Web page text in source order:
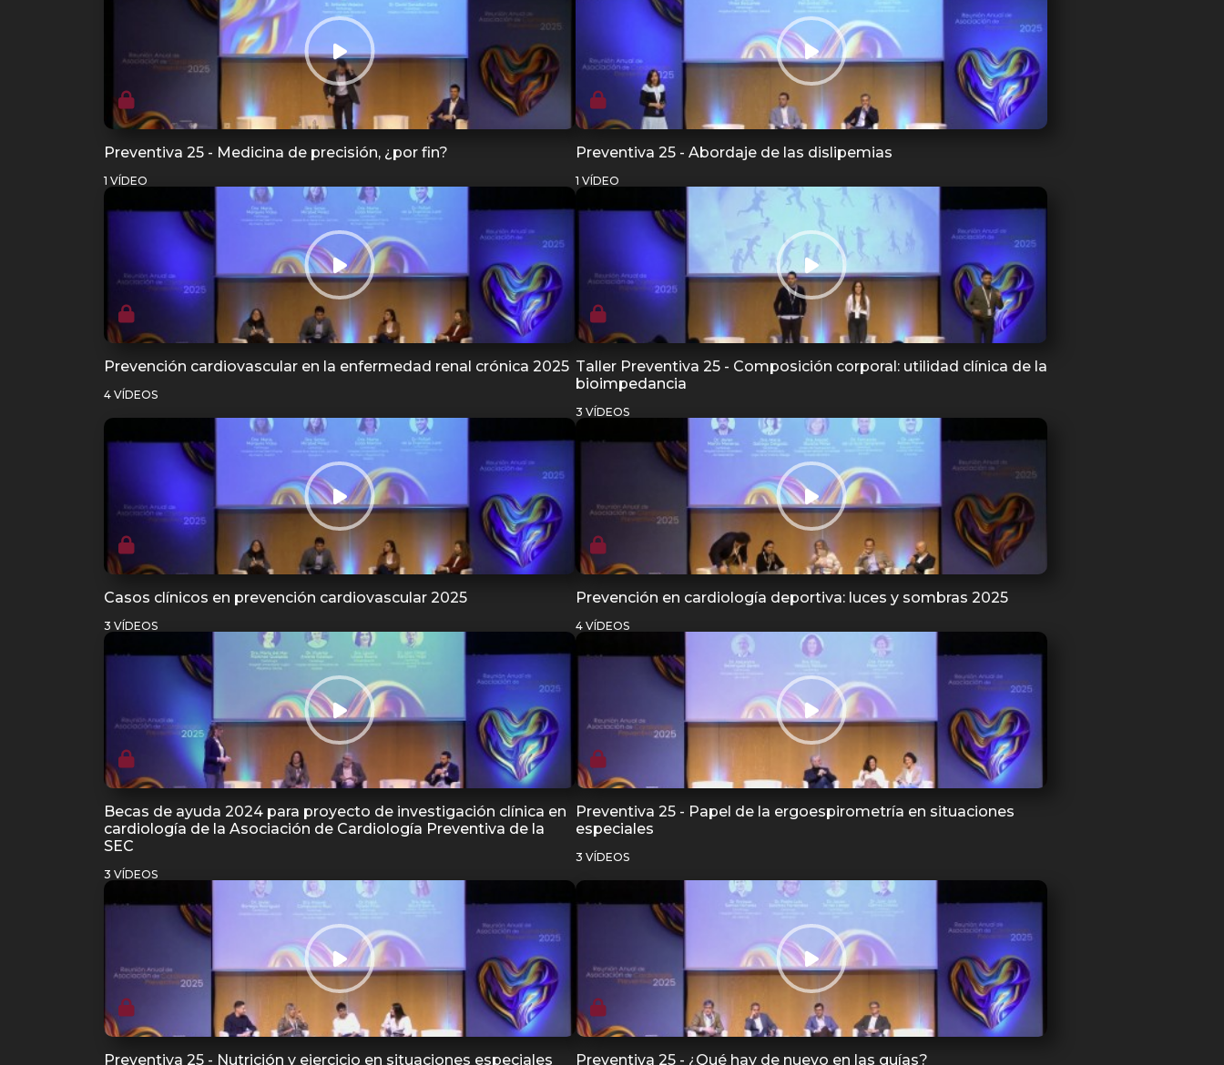
Preventiva 25 - Medicina de precisión, ¿por fin?
1 VÍDEO
Preventiva 25 - Abordaje de las dislipemias
1 VÍDEO
Prevención cardiovascular en la enfermedad renal crónica 2025
4 VÍDEOS
Taller Preventiva 25 - Composición corporal: utilidad clínica de la
bioimpedancia
3 VÍDEOS
Casos clínicos en prevención cardiovascular 2025
3 VÍDEOS
Prevención en cardiología deportiva: luces y sombras 2025
4 VÍDEOS
Becas de ayuda 2024 para proyecto de investigación clínica en
cardiología de la Asociación de Cardiología Preventiva de la
SEC
3 VÍDEOS
Preventiva 25 - Papel de la ergoespirometría en situaciones
especiales
3 VÍDEOS
Preventiva 25 - Nutrición y ejercicio en situaciones especiales Preventiva 25 - ¿Qué hay de nuevo en las guías?